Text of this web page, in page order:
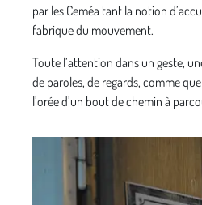
par les Ceméa tant la notion
fabrique du mouvement.
Toute l’attention dans un geste,
de paroles, de regards, comme
l’orée d’un bout de chemin à